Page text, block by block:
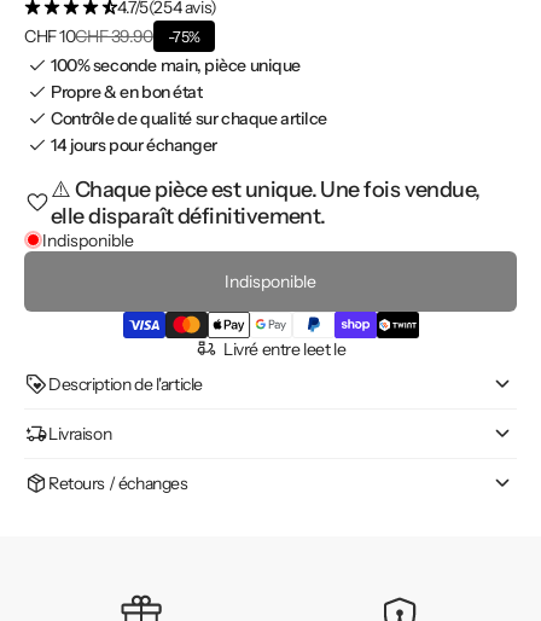
4.7/5(254 avis)
CHF 10CHF 39.90 -75%
100% seconde main, pièce unique
Propre & en bon état
Contrôle de qualité sur chaque artilce
14 jours pour échanger
⚠️ Chaque pièce est unique. Une fois vendue,
elle disparaît définitivement.
Indisponible
Indisponible
Livré entre leet le
Description de l'article
Livraison
Retours / échanges